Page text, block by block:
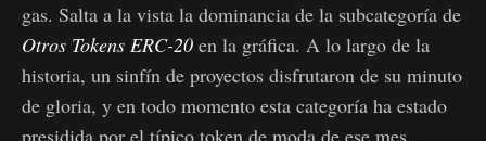
gas. Salta a la vista la dominancia de la subcategoría de
Otros Tokens ERC-20 en la gráfica. A lo largo de la
historia, un sinfín de proyectos disfrutaron de su minuto
de gloria, y en todo momento esta categoría ha estado